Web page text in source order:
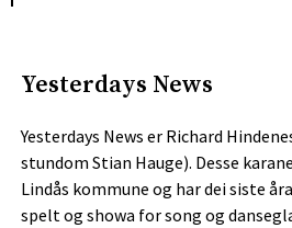
Yesterdays News
Yesterdays News er Richard
stundom Stian Hauge). Desse
Lindås kommune og har dei siste
spelt og showa for song og